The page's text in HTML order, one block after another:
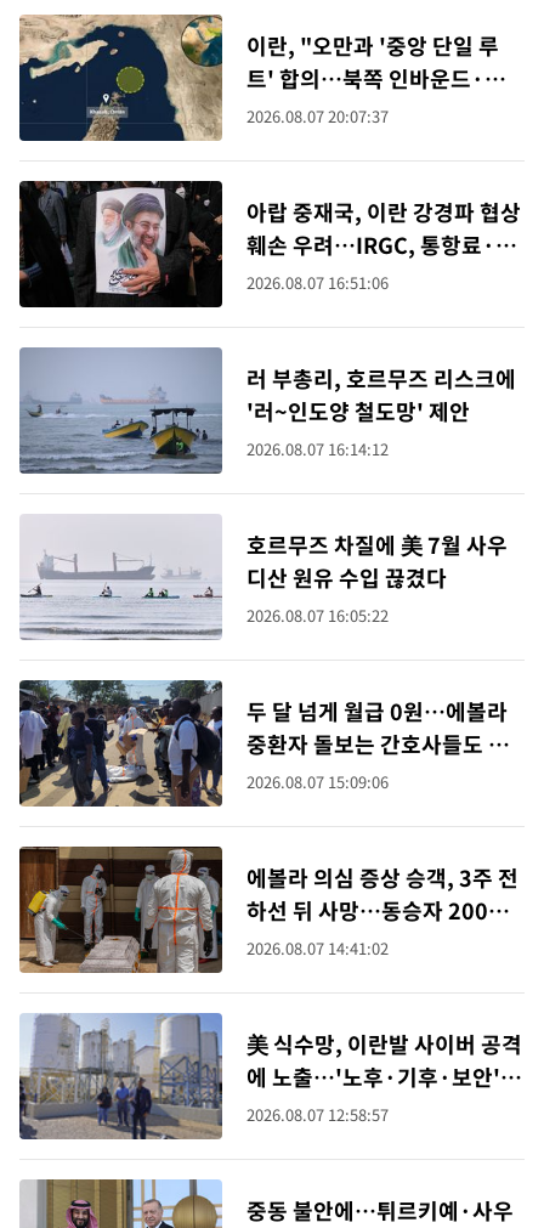
이란, "오만과 '중앙 단일 루
트' 합의…북쪽 인바운드·남
쪽 아웃바운드는 임시"
2026.08.07 20:07:37
아랍 중재국, 이란 강경파 협상
훼손 우려…IRGC, 통항료·제
재 해제 보장 요구
2026.08.07 16:51:06
러 부총리, 호르무즈 리스크에
'러~인도양 철도망' 제안
2026.08.07 16:14:12
호르무즈 차질에 美 7월 사우
디산 원유 수입 끊겼다
2026.08.07 16:05:22
두 달 넘게 월급 0원…에볼라
중환자 돌보는 간호사들도 거
리로
2026.08.07 15:09:06
에볼라 의심 증상 승객, 3주 전
하선 뒤 사망…동승자 200명
격리
2026.08.07 14:41:02
美 식수망, 이란발 사이버 공격
에 노출…'노후·기후·보안'
삼중고
2026.08.07 12:58:57
중동 불안에…튀르키예·사우